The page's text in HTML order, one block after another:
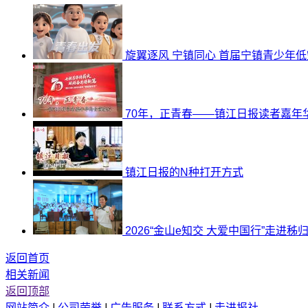
旋翼逐风 宁镇同心 首届宁镇青少年
70年，正青春——镇江日报读者嘉年
镇江日报的N种打开方式
2026“金山e知交 大爱中国行”走进秭
返回首页
相关新闻
返回顶部